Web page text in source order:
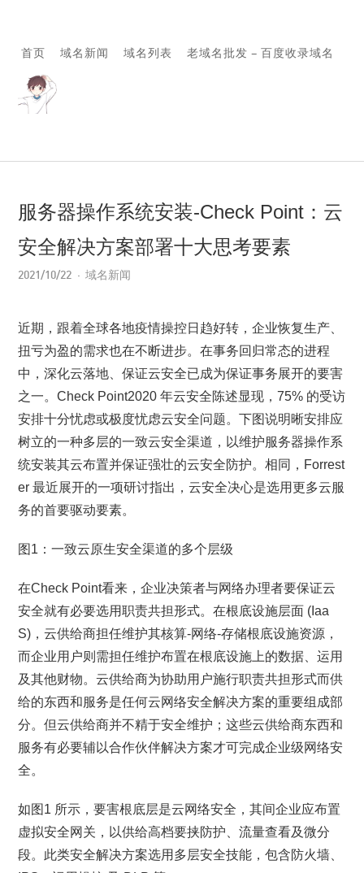
首页 域名新闻 域名列表 老域名批发 – 百度收录域名
服务器操作系统安装-Check Point：云
安全解决方案部署十大思考要素
2021/10/22 域名新闻
近期，跟着全球各地疫情操控日趋好转，企业恢复生产、
扭亏为盈的需求也在不断进步。在事务回归常态的进程
中，深化云落地、保证云安全已成为保证事务展开的要害
之一。Check Point2020 年云安全陈述显现，75% 的受访
安排十分忧虑或极度忧虑云安全问题。下图说明晰安排应
树立的一种多层的一致云安全渠道，以维护服务器操作系
统安装其云布置并保证强壮的云安全防护。相同，Forrest
er 最近展开的一项研讨指出，云安全决心是选用更多云服
务的首要驱动要素。
图1：一致云原生安全渠道的多个层级
在Check Point看来，企业决策者与网络办理者要保证云
安全就有必要选用职责共担形式。在根底设施层面 (Iaa
S)，云供给商担任维护其核算-网络-存储根底设施资源，
而企业用户则需担任维护布置在根底设施上的数据、运用
及其他财物。云供给商为协助用户施行职责共担形式而供
给的东西和服务是任何云网络安全解决方案的重要组成部
分。但云供给商并不精于安全维护；这些云供给商东西和
服务有必要辅以合作伙伴解决方案才可完成企业级网络安
全。
如图1 所示，要害根底层是云网络安全，其间企业应布置
虚拟安全网关，以供给高档要挟防护、流量查看及微分
段。此类安全解决方案选用多层安全技能，包含防火墙、